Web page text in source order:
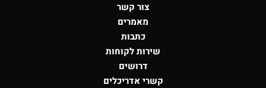
צור קשר
מאמרים
כתבות
שירות לקוחות
דרושים
קשרי אדריכלים